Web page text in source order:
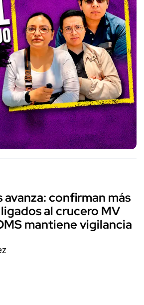
avanza: confirman más
al crucero MV
mantiene vigilancia